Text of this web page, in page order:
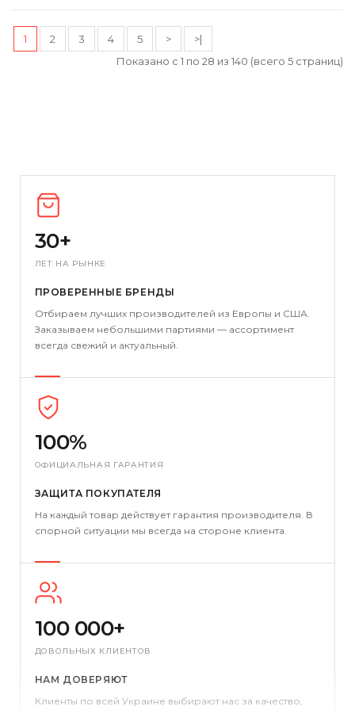
1 2 3 4 5 >
>|
Показано с 1 по 28 из 140 (всего 5 страниц)
30+
ЛЕТ НА РЫНКЕ
ПРОВЕРЕННЫЕ БРЕНДЫ
Отбираем лучших производителей из Европы и США.
Заказываем небольшими партиями — ассортимент
всегда свежий и актуальный.
100%
ОФИЦИАЛЬНАЯ ГАРАНТИЯ
ЗАЩИТА ПОКУПАТЕЛЯ
На каждый товар действует гарантия производителя. В
спорной ситуации мы всегда на стороне клиента.
100 000+
ДОВОЛЬНЫХ КЛИЕНТОВ
НАМ ДОВЕРЯЮТ
Клиенты по всей Украине выбирают нас за качество,